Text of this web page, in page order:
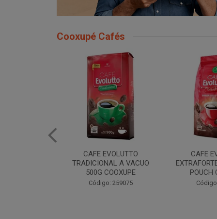
Cooxupé Cafés
CAFE EVOLUTTO
EXTRAFORTE MOIDO 500G
POUCH COOXUPE
Código: 259076
CAFE
POUCH